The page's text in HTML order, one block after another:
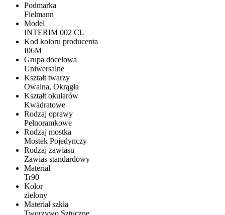
Podmarka
Fielmann
Model
INTERIM 002 CL
Kod koloru producenta
I06M
Grupa docelowa
Uniwersalne
Kształt twarzy
Owalna, Okrągła
Kształt okularów
Kwadratowe
Rodzaj oprawy
Pełnoramkowe
Rodzaj mostka
Mostek Pojedynczy
Rodzaj zawiasu
Zawias standardowy
Materiał
Tr90
Kolor
zielony
Materiał szkła
Tworzywo Sztuczne